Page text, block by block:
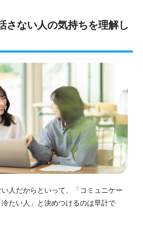
さない人の気持ちを理解し
人だからといって、「コミュニケー
たい人」と決めつけるのは早計で